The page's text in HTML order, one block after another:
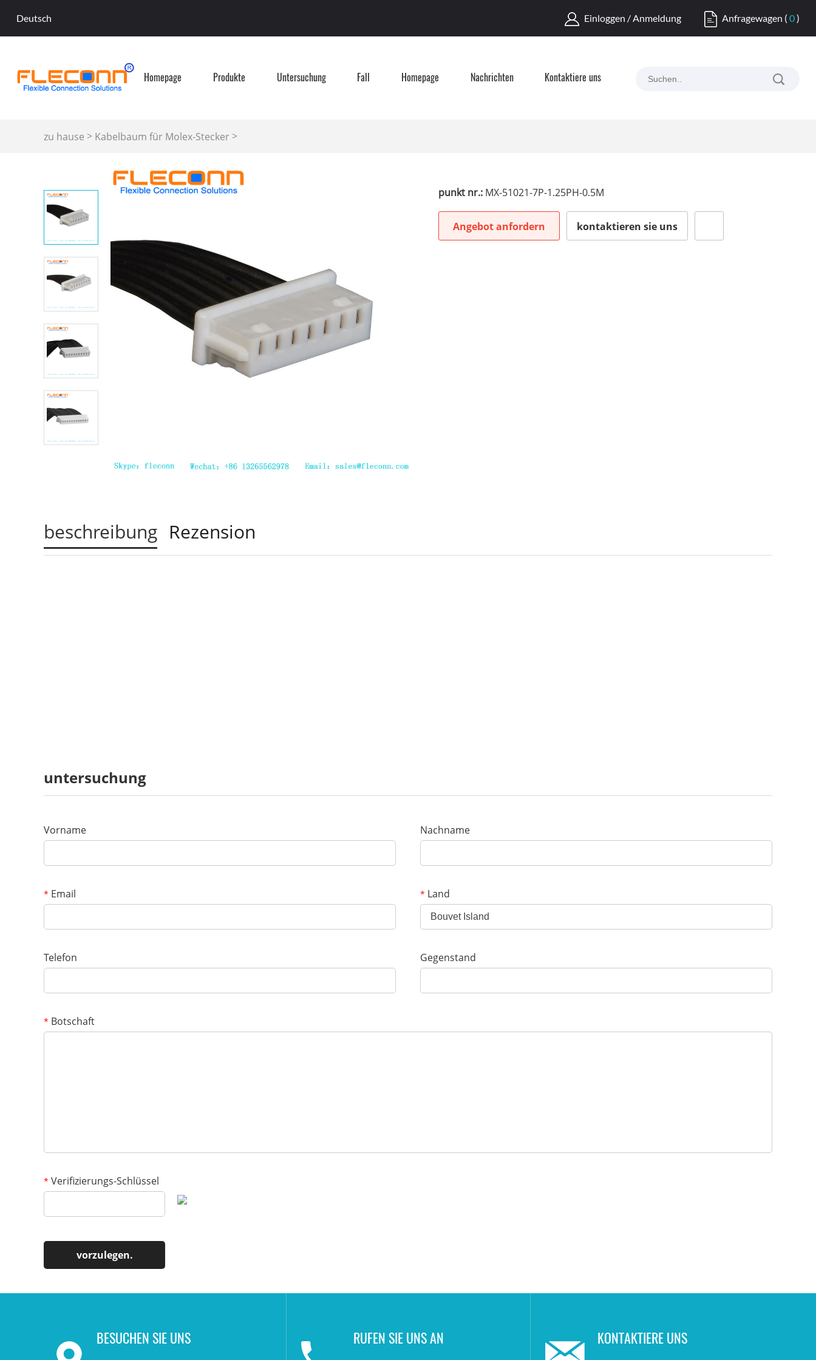
Deutsch Einloggen / Anmeldung Anfragewagen (0)
Homepage Produkte Untersuchung Fall Homepage Nachrichten Kontaktiere uns
zu hause > Kabelbaum für Molex-Stecker >
punkt nr.: MX-51021-7P-1.25PH-0.5M
Angebot anfordern kontaktieren sie uns
beschreibung Rezension
untersuchung
Vorname Nachname
* Email * Land
Bouvet Island
Telefon Gegenstand
* Botschaft
* Verifizierungs-Schlüssel
BESUCHEN SIE UNS RUFEN SIE UNS AN KONTAKTIERE UNS